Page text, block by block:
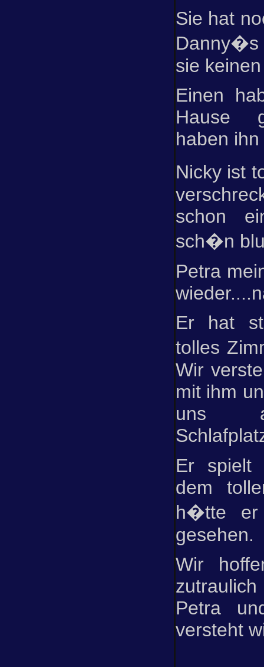
Sie hat
sie
Einen
Hause
haben
Nicky ist
schon
sch�n
Petra
Er hat
tolles
Wir
mit ihm
uns
Er
dem
h�tte er
gesehen.
Wir
Petra
versteht